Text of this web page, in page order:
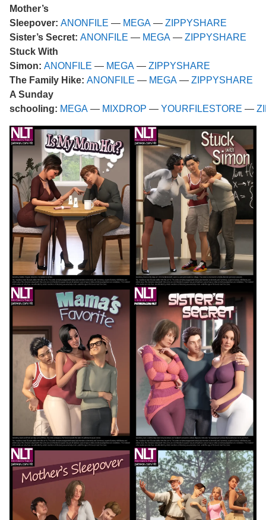
Mother’s
Sleepover: ANONFILE — MEGA — ZIPPYSHARE
Sister’s Secret: ANONFILE — MEGA — ZIPPYSHARE
Stuck With
Simon: ANONFILE — MEGA — ZIPPYSHARE
The Family Hike: ANONFILE — MEGA — ZIPPYSHARE
A Sunday
schooling: MEGA — MIXDROP — YOURFILESTORE —